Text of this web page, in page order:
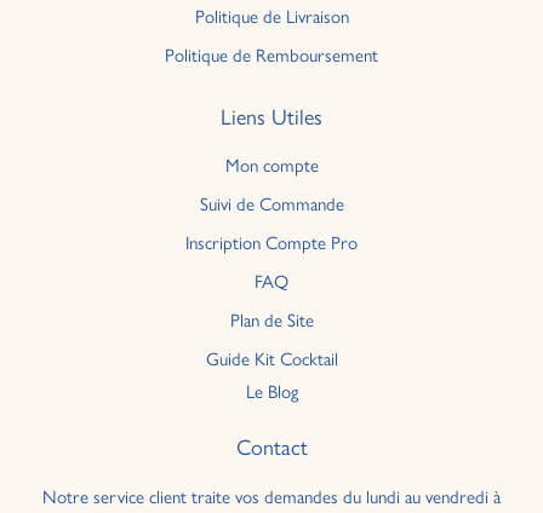
Politique de Livraison
Politique de Remboursement
Liens Utiles
Mon compte
Suivi de Commande
Inscription Compte Pro
FAQ
Plan de Site
Guide Kit Cocktail
Le Blog
Contact
Notre service client traite vos demandes du lundi au vendredi à